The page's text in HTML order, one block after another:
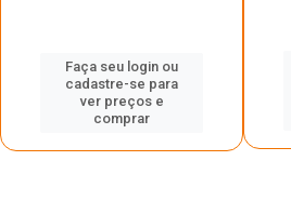
Faça seu login ou
cadastre-se para
ver preços e
comprar